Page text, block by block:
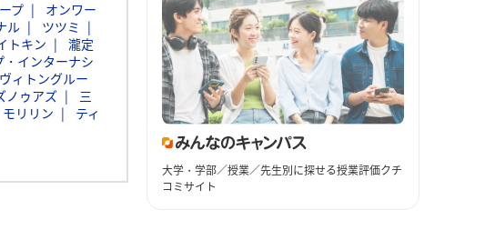
プ
オンワー
ル
ツツミ
トキン
瀧定
・インターナシ
ィトングルー
ノゥアズ
三
モリリン
ティ
大学・学部／授業／先生別に探せる授業評価クチ
コミサイト